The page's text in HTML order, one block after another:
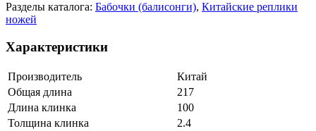
Разделы каталога: Бабочки (балисонги), Китайские реплики
ножей
Характеристики
Производитель
Китай
Общая длина
217
Длина клинка
100
Толщина клинка
2.4